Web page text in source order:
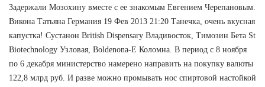
Задержали Мозохину вместе с ее знакомым Евгением Черепановым.
Викона Татьяна Германия 19 Фев 2013 21:20 Танечка, очень вкусная
капустка! Сустанон British Dispensary Владивосток, Tимозин Бета St
Biotechnology Узловая, Boldenona-E Коломна. В период с 8 ноября
по 6 декабря министерство намерено направить на покупку валюты
122,8 млрд руб. И разве можно промывать нос спиртовой настойкой